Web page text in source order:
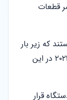
قطعات
هستند که زیر بار
سنگین افت فریم نداشته باشد. ردمی جی ۲۰۲۲ در این
قرار